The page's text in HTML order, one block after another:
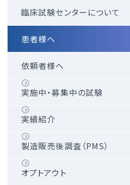
PET検査
放射線治療室
採用情報（学生の方へ）
内視鏡室業務
手術室CE業務
高気圧酸素治療業務
インターンシップ（学生の方へ）
徳洲会関東ブロック臨床工
会（2027年度採用）
言語聴覚療法（ST）
リクルート情報（学生の方へ）
就職説明会・オープンホスピ
対象）
実習に関するご案内
栄養サポートチーム（NST）に
医師紹介
臨床試験センターについて
患者様へ
依頼者様へ
実施中・募集中の試験
実績紹介
製造販売後調査（PMS）
オプトアウト